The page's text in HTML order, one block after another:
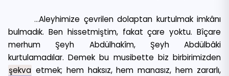
…Aleyhimize çevrilen dolaptan kurtulmak imkânı
bulmadık. Ben hissetmiştim, fakat çare yoktu. Bîçare
merhum Şeyh Abdülhakîm, Şeyh Abdülbâki
kurtulamadılar. Demek bu musibette biz birbirimizden
şekva etmek; hem haksız, hem manasız, hem zararlı,